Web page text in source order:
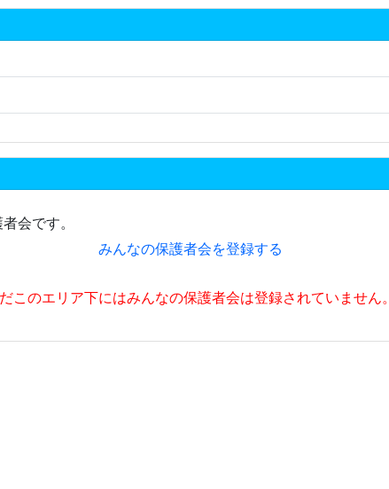
会です。
みんなの保護者会を登録する
このエリア下にはみんなの保護者会は登録されていません